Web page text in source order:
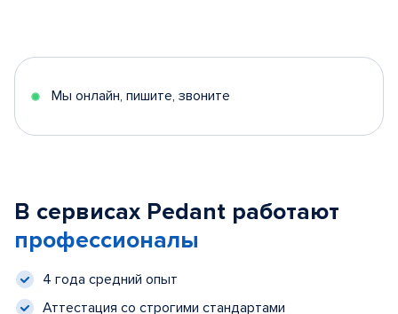
Мы онлайн, пишите, звоните
В сервисах Pedant работают
профессионалы
4 года средний опыт
Аттестация со строгими стандартами